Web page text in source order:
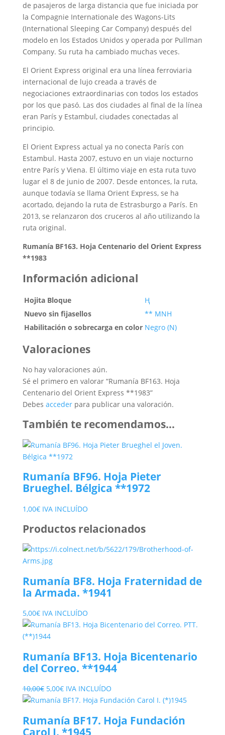
de pasajeros de larga distancia que fue iniciada por
la Compagnie Internationale des Wagons-Lits
(International Sleeping Car Company) después del
modelo en los Estados Unidos y operada por Pullman
Company. Su ruta ha cambiado muchas veces.
El Orient Express original era una línea ferroviaria
internacional de lujo creada a través de
negociaciones extraordinarias con todos los estados
por los que pasó. Las dos ciudades al final de la línea
eran París y Estambul, ciudades conectadas al
principio.
El Orient Express actual ya no conecta París con
Estambul. Hasta 2007, estuvo en un viaje nocturno
entre París y Viena. El último viaje en esta ruta tuvo
lugar el 8 de junio de 2007. Desde entonces, la ruta,
aunque todavía se llama Orient Express, se ha
acortado, dejando la ruta de Estrasburgo a París. En
2013, se relanzaron dos cruceros al año utilizando la
ruta original.
Rumanía BF163. Hoja Centenario del Orient Express
**1983
Información adicional
Hojita Bloque
Ң
Nuevo sin fijasellos
** MNH
Habilitación o sobrecarga en color Negro (N)
Valoraciones
No hay valoraciones aún.
Sé el primero en valorar “Rumanía BF163. Hoja
Centenario del Orient Express **1983”
Debes accederpara publicar una valoración.
También te recomendamos…
Rumanía BF96. Hoja Pieter
Brueghel. Bélgica **1972
1,00€ IVA INCLUÍDO
Productos relacionados
Rumanía BF8. Hoja Fraternidad de
la Armada. *1941
5,00€ IVA INCLUÍDO
Rumanía BF13. Hoja Bicentenario
del Correo. **1944
10,00€ El
precio
era:
5,00€El
precio
es:
IVA INCLUÍDO
Rumanía BF17. Hoja Fundación
Carol I. *1945